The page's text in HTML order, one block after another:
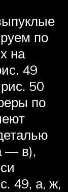
по
на
49
50
по
— в),
49, а, ж,